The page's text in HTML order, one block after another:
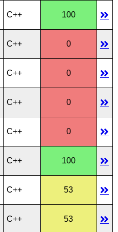
C++ 100
C++ 0
C++ 0
C++ 0
C++ 0
C++ 100
C++ 53
C++ 53